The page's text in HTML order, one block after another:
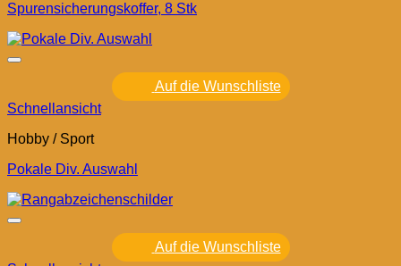
Spurensicherungskoffer, 8 Stk
Auf die Wunschliste
Schnellansicht
Hobby / Sport
Pokale Div. Auswahl
Auf die Wunschliste